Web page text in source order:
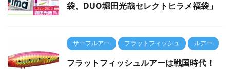
袋、DUO堀田光哉セレクトヒラメ福袋」
サーフルアー フラットフィッシュ ルアー
フラットフィッシュルアーは戦国時代！